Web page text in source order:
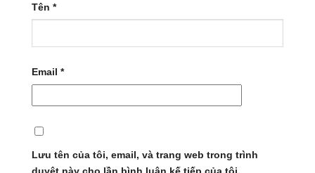
Tên *
Email *
Lưu tên của tôi, email, và trang web trong trình